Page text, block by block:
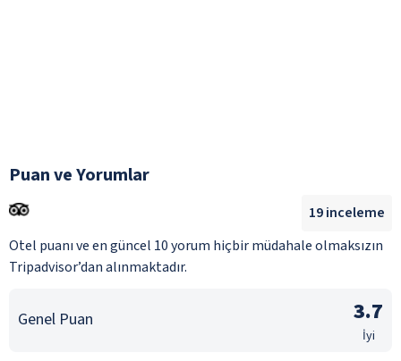
Puan ve Yorumlar
Otel puanı ve en güncel 10 yorum hiçbir müdahale olmaksızın
Tripadvisor’dan alınmaktadır.
19inceleme
Genel Puan 3.7
İyi